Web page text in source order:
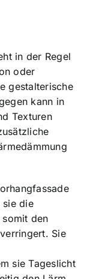
in der Regel
oder
gestalterische
kann in
Texturen
sie die
den
Sie
sie Tageslicht